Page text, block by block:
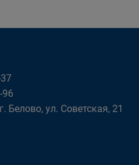
Белово, ул. Советская, 21